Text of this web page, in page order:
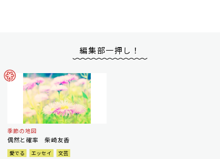
編集部一押し！
季節の地図
偶然と確率 柴崎友香
愛でる エッセイ
文芸